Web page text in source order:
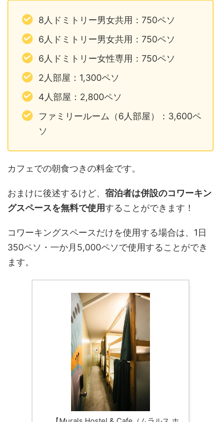
8人ドミトリー男女共用：750ペソ
6人ドミトリー男女共用：750ペソ
6人ドミトリー女性専用：750ペソ
2人部屋：1,300ペソ
4人部屋：2,800ペソ
ファミリールーム（6人部屋）：3,600ペ
ソ
カフェでの朝食つきの料金です。
おまけに後述するけど、 宿泊者は併設のコワーキン
グスペースを無料で使用することができます！
コワーキングスペースだけを使用する場合は、1日
350ペソ・一か月5,000ペソで使用することができ
ます。